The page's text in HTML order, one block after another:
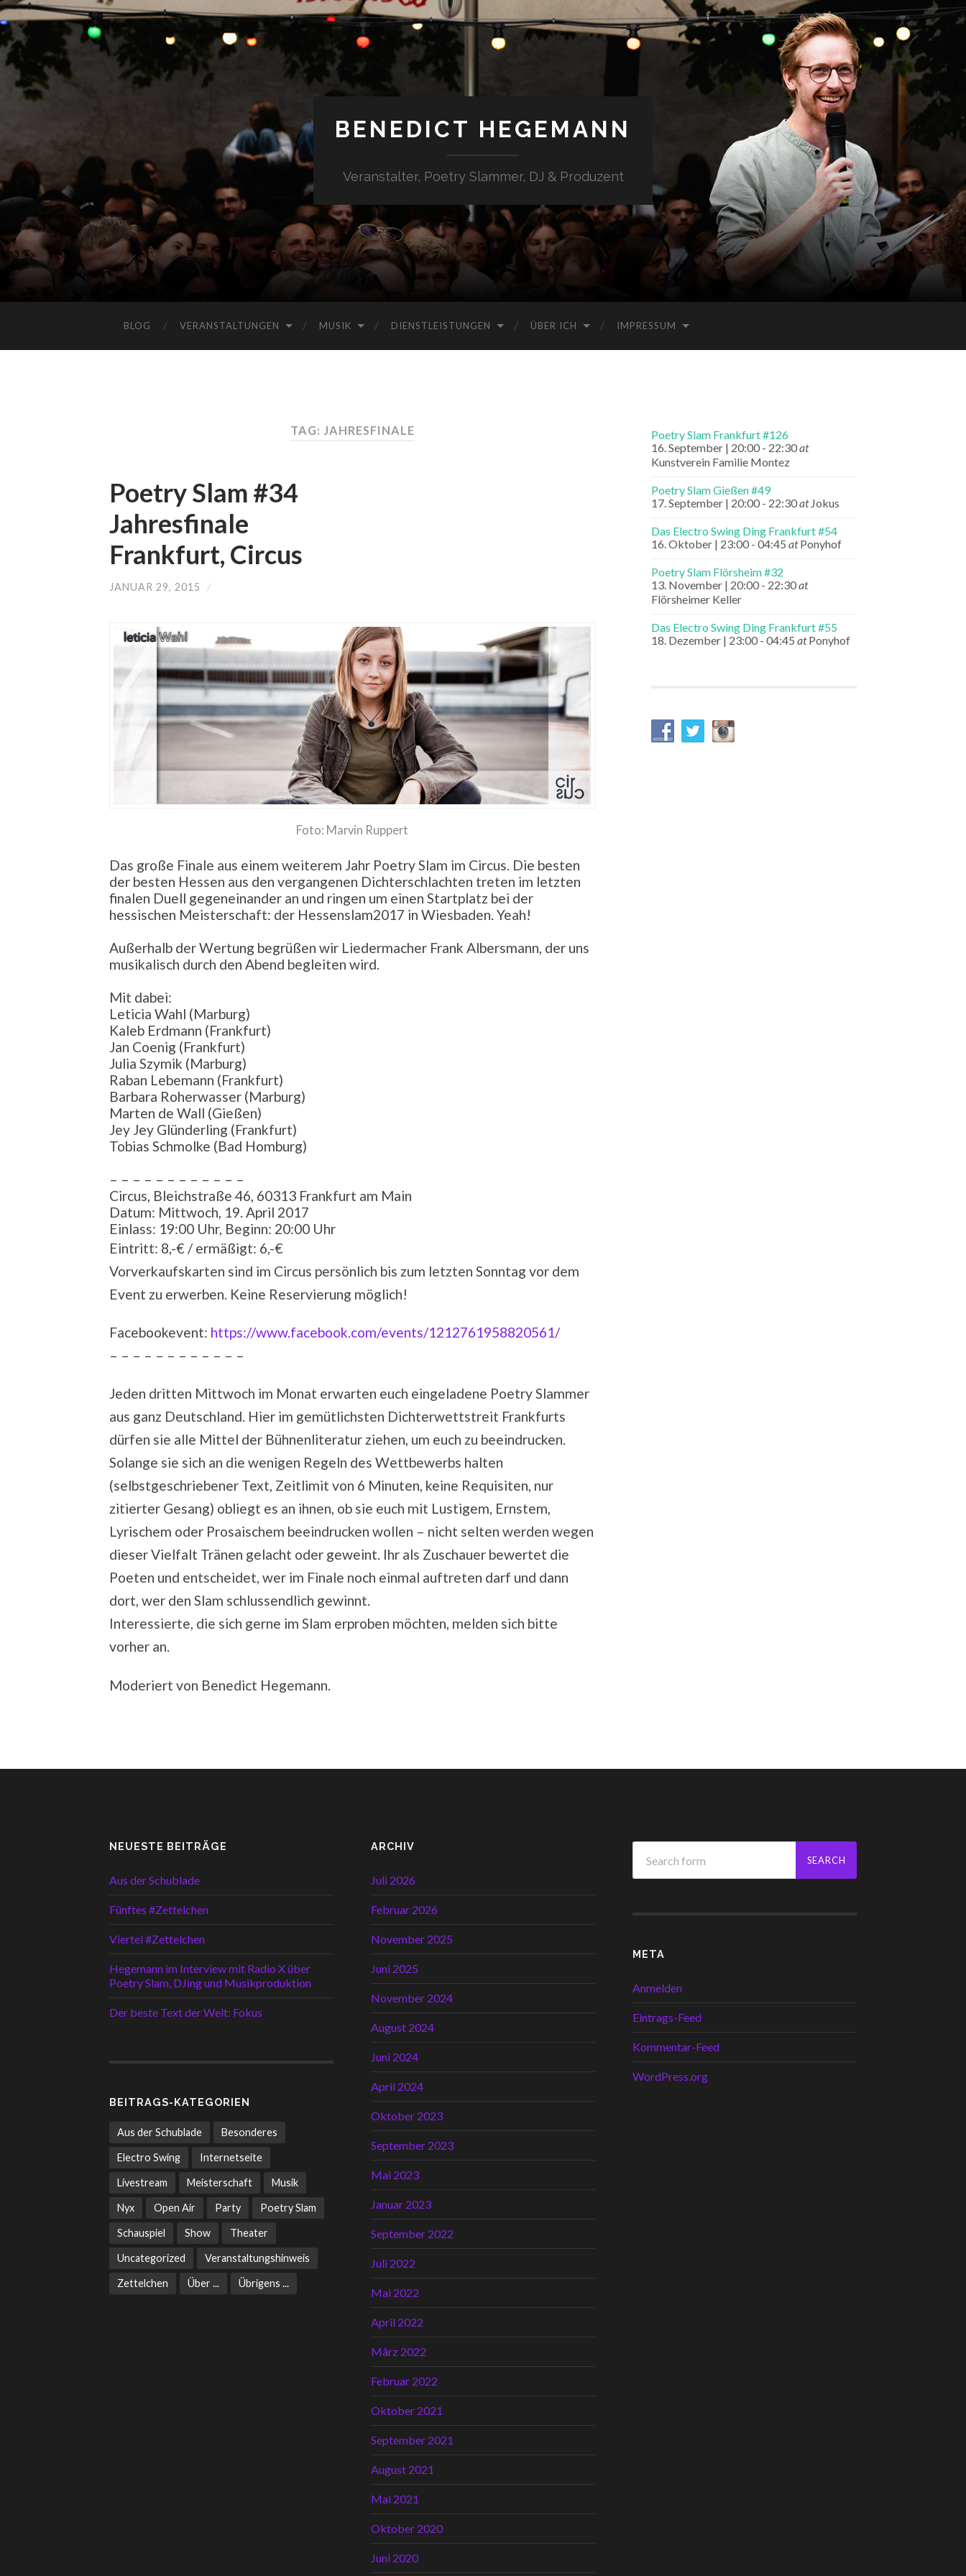
BENEDICT HEGEMANN
Veranstalter, Poetry Slammer, DJ & Produzent
BLOG VERANSTALTUNGEN MUSIK DIENSTLEISTUNGEN ÜBER ICH IMPRESSUM
TAG: JAHRESFINALE
Poetry Slam #34
Jahresfinale
Frankfurt, Circus
JANUAR 29, 2015 /
Foto: Marvin Ruppert
Das große Finale aus einem weiterem Jahr Poetry Slam im Circus. Die besten
der besten Hessen aus den vergangenen Dichterschlachten treten im letzten
finalen Duell gegeneinander an und ringen um einen Startplatz bei der
hessischen Meisterschaft: der Hessenslam2017 in Wiesbaden. Yeah!
Außerhalb der Wertung begrüßen wir Liedermacher Frank Albersmann, der uns
musikalisch durch den Abend begleiten wird.
Mit dabei:
Leticia Wahl (Marburg)
Kaleb Erdmann (Frankfurt)
Jan Coenig (Frankfurt)
Julia Szymik (Marburg)
Raban Lebemann (Frankfurt)
Barbara Roherwasser (Marburg)
Marten de Wall (Gießen)
Jey Jey Glünderling (Frankfurt)
Tobias Schmolke (Bad Homburg)
– – – – – – – – – – – –
Circus, Bleichstraße 46, 60313 Frankfurt am Main
Datum: Mittwoch, 19. April 2017
Einlass: 19:00 Uhr, Beginn: 20:00 Uhr
Eintritt: 8,-€ / ermäßigt: 6,-€
Vorverkaufskarten sind im Circus persönlich bis zum letzten Sonntag vor dem
Event zu erwerben. Keine Reservierung möglich!
Facebookevent: https://www.facebook.com/events/1212761958820561/
– – – – – – – – – – – –
Jeden dritten Mittwoch im Monat erwarten euch eingeladene Poetry Slammer
aus ganz Deutschland. Hier im gemütlichsten Dichterwettstreit Frankfurts
dürfen sie alle Mittel der Bühnenliteratur ziehen, um euch zu beeindrucken.
Solange sie sich an die wenigen Regeln des Wettbewerbs halten
(selbstgeschriebener Text, Zeitlimit von 6 Minuten, keine Requisiten, nur
zitierter Gesang) obliegt es an ihnen, ob sie euch mit Lustigem, Ernstem,
Lyrischem oder Prosaischem beeindrucken wollen – nicht selten werden wegen
dieser Vielfalt Tränen gelacht oder geweint. Ihr als Zuschauer bewertet die
Poeten und entscheidet, wer im Finale noch einmal auftreten darf und dann
dort, wer den Slam schlussendlich gewinnt.
Interessierte, die sich gerne im Slam erproben möchten, melden sich bitte
vorher an.
Moderiert von Benedict Hegemann.
Poetry Slam Frankfurt #126
16. September | 20:00 - 22:30at
Kunstverein Familie Montez
Poetry Slam Gießen #49
17. September | 20:00 - 22:30at Jokus
Das Electro Swing Ding Frankfurt #54
16. Oktober | 23:00 - 04:45 atPonyhof
Poetry Slam Flörsheim #32
13. November | 20:00 - 22:30at
Flörsheimer Keller
Das Electro Swing Ding Frankfurt #55
18. Dezember | 23:00 - 04:45 atPonyhof
NEUESTE BEITRÄGE
Aus der Schublade
Fünftes #Zettelchen
Viertel #Zettelchen
Hegemann im Interview mit Radio X über
Poetry Slam, DJing und Musikproduktion
Der beste Text der Welt: Fokus
BEITRAGS-KATEGORIEN
Aus der Schublade Besonderes
Electro Swing Internetseite
Livestream Meisterschaft Musik
Nyx Open Air Party Poetry Slam
Schauspiel Show Theater
Uncategorized Veranstaltungshinweis
Zettelchen Über ... Übrigens ...
ARCHIV
Juli 2026
Februar 2026
November 2025
Juni 2025
November 2024
August 2024
Juni 2024
April 2024
Oktober 2023
September 2023
Mai 2023
Januar 2023
September 2022
Juli 2022
Mai 2022
April 2022
März 2022
Februar 2022
Oktober 2021
September 2021
August 2021
Mai 2021
Oktober 2020
Juni 2020
META
Anmelden
Eintrags-Feed
Kommentar-Feed
WordPress.org